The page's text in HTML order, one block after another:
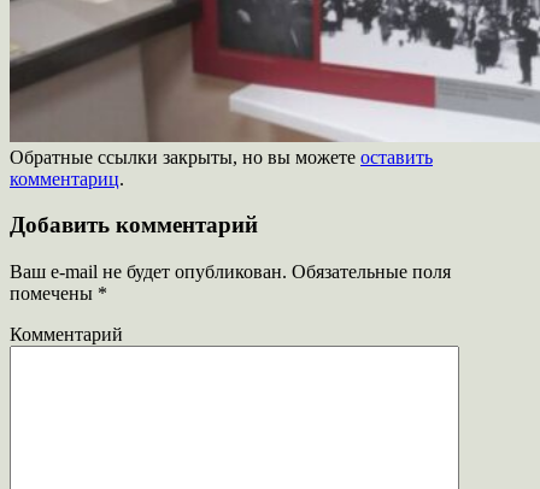
Обратные ссылки закрыты, но вы можете оставить
комментариц.
Добавить комментарий
Ваш e-mail не будет опубликован. Обязательные поля
помечены *
Комментарий